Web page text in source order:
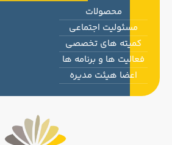
محصولات
مسئولیت اجتماعی
کمیته های تخصصی
فعالیت ها و برنامه ها
اعضا هیئت مدیره